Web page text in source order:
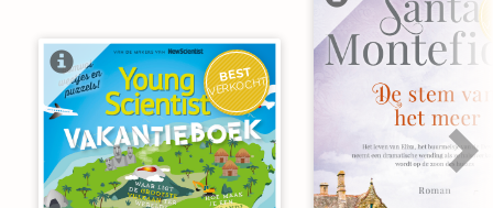
BEST
VERKOCHT